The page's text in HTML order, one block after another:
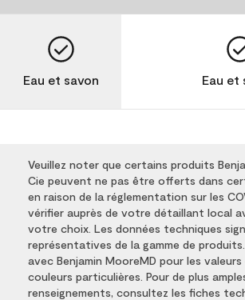
Eau et savon Eau et
Veuillez noter que certains produits
Cie peuvent ne pas être offerts dans
en raison de la réglementation sur les
vérifier auprès de votre détaillant local
votre choix. Les données techniques
représentatives de la gamme de
avec Benjamin MooreMD pour les
couleurs particulières. Pour de plus
renseignements, consultez les fiches